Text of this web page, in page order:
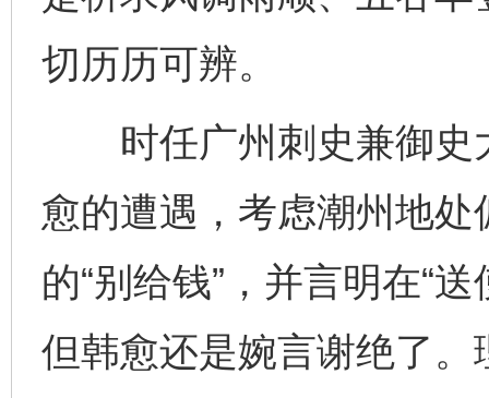
切历历可辨。
时任广州刺史兼御史
愈的遭遇，考虑潮州地
的“别给钱”，并言明在“
但韩愈还是婉言谢绝了